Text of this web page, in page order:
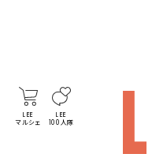
LEE
マルシェ
LEE
100人隊